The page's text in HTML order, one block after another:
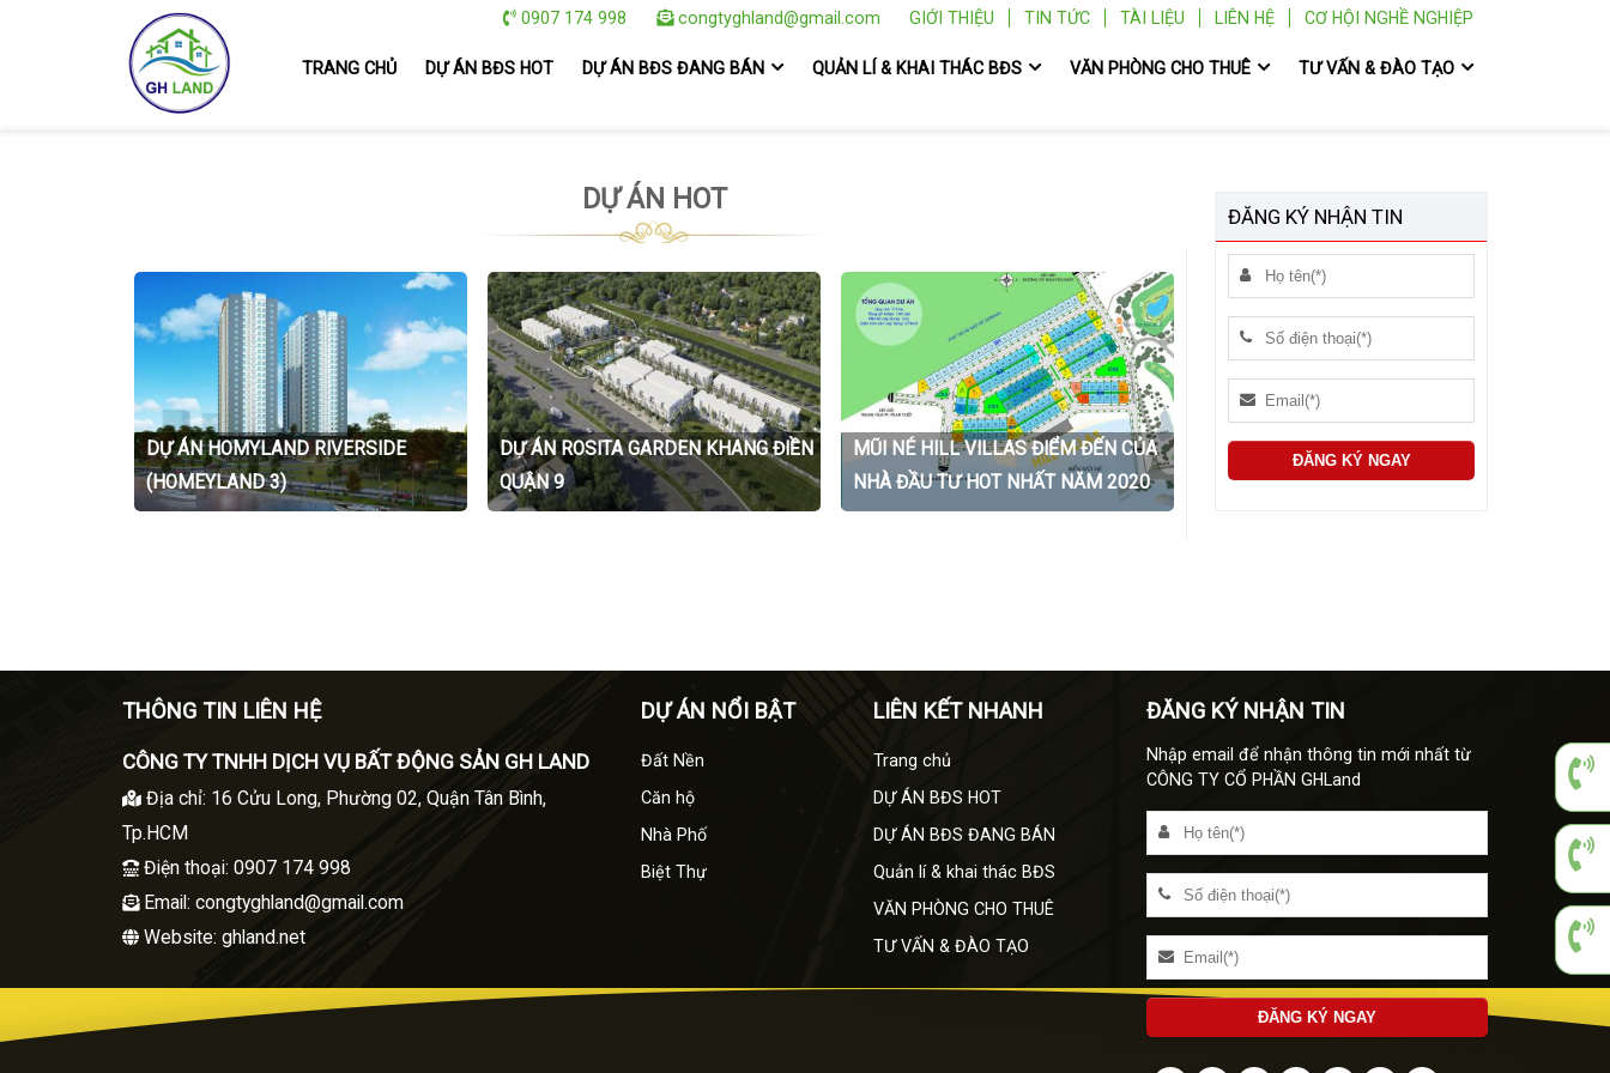
GIỚI THIỆU TIN TỨC TÀI LIỆU LIÊN HỆ CƠ HỘI NGHỀ NGHIỆP
0907 174 998 congtyghland@gmail.com
TRANG CHỦ DỰ ÁN BĐS HOT DỰ ÁN BĐS ĐANG BÁN QUẢN LÍ & KHAI THÁC BĐS VĂN PHÒNG CHO THUÊ TƯ VẤN & ĐÀO TẠO
DỰ ÁN HOT
DỰ ÁN HOMYLAND RIVERSIDE
(HOMEYLAND 3)
DỰ ÁN ROSITA GARDEN KHANG ĐIỀN
QUẬN 9
MŨI NÉ HILL VILLAS ĐIỂM ĐẾN CỦA
NHÀ ĐẦU TƯ HOT NHẤT NĂM 2020
ĐĂNG KÝ NHẬN TIN
THÔNG TIN LIÊN HỆ
CÔNG TY TNHH DỊCH VỤ BẤT ĐỘNG SẢN GH LAND
Địa chỉ: 16 Cửu Long, Phường 02, Quận Tân Bình,
Tp.HCM
Điện thoại: 0907 174 998
Email: congtyghland@gmail.com
Website: ghland.net
DỰ ÁN NỔI BẬT
Đất Nền
Căn hộ
Nhà Phố
Biệt Thự
LIÊN KẾT NHANH
Trang chủ
DỰ ÁN BĐS HOT
DỰ ÁN BĐS ĐANG BÁN
Quản lí & khai thác BĐS
VĂN PHÒNG CHO THUÊ
TƯ VẤN & ĐÀO TẠO
ĐĂNG KÝ NHẬN TIN
Nhập email để nhận thông tin mới nhất từ
CÔNG TY CỔ PHẦN GHLand